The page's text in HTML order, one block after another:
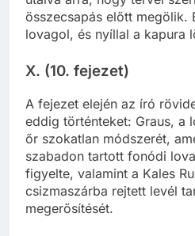
összecsapás előtt megölik.
lovagol, és nyíllal a kapura
X. (10. fejezet)
A fejezet elején az író
eddig történteket: Graus, a
őr szokatlan módszerét,
szabadon tartott fonódi
figyelte, valamint a Kales
csizmaszárba rejtett levél
megerősítését.